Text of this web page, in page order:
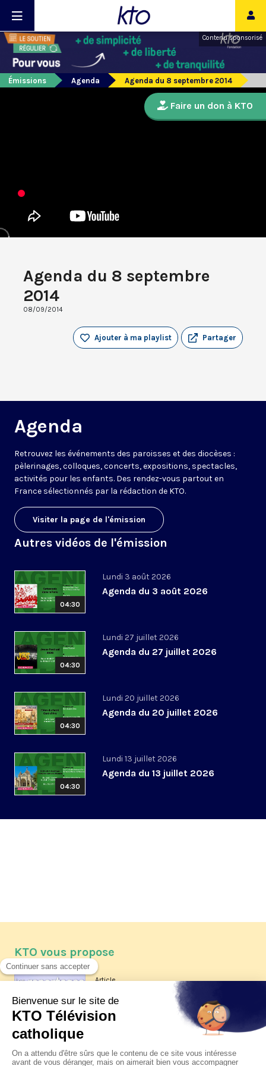
Contenu sponsorisé
Émissions Agenda Agenda du 8 septembre 2014
Agenda du 8 septembre
2014
08/09/2014
Partager
Ajouter à ma playlist
Agenda
Retrouvez les événements des paroisses et des diocèses :
pèlerinages, colloques, concerts, expositions, spectacles,
activités pour les enfants. Des rendez-vous partout en
France sélectionnés par la rédaction de KTO.
Visiter la page de l'émission
Autres vidéos de l'émission
04:30
Lundi 3 août 2026
Agenda du 3 août 2026
04:30
Lundi 27 juillet 2026
Agenda du 27 juillet 2026
04:30
Lundi 20 juillet 2026
Agenda du 20 juillet 2026
04:30
Lundi 13 juillet 2026
Agenda du 13 juillet 2026
Faire un don à KTO
KTO vous propose
Article
Les reportages d'été 2026 de KTO
La visite pastorale du pape Léon
XIV à Assise à suivre sur KTO le